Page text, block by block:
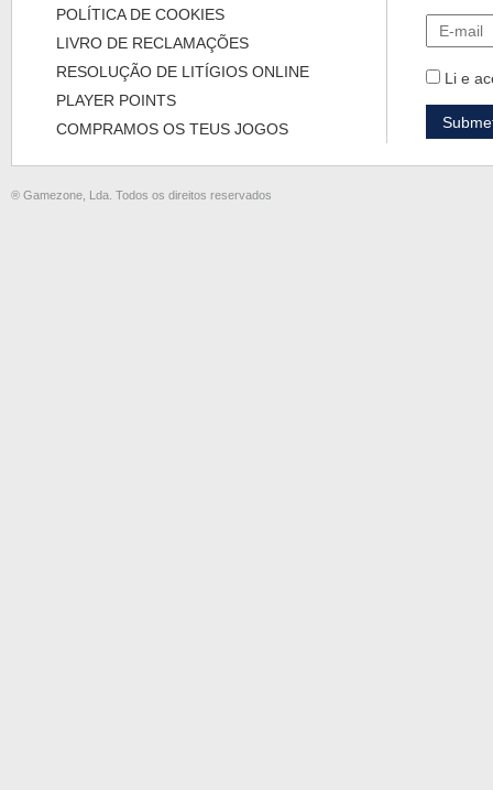
POLÍTICA DE COOKIES
LIVRO DE RECLAMAÇÕES
RESOLUÇÃO DE LITÍGIOS ONLINE
PLAYER POINTS
COMPRAMOS OS TEUS JOGOS
Li e
® Gamezone, Lda. Todos os direitos reservados